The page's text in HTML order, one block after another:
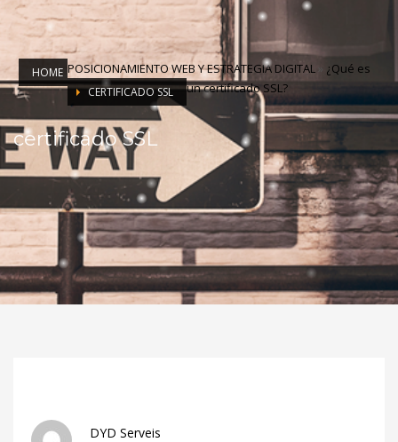
HOME POSICIONAMIENTO WEB Y ESTRATEGIA DIGITAL
¿Qué es
un certificado SSL?
CERTIFICADO SSL
certificado SSL
DYD Serveis